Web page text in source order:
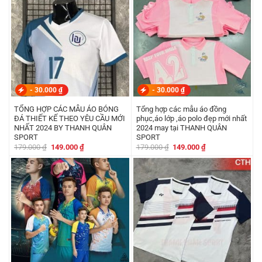
- 30.000 ₫
TỔNG HỢP CÁC MẪU ÁO BÓNG
ĐÁ THIẾT KẾ THEO YÊU CẦU MỚI
NHẤT 2024 BY THANH QUÂN
SPORT
179.000₫ Giá
là:
179.000 ₫.
149.000 ₫Giá
hiện
tại
là:
149.000 ₫.
- 30.000 ₫
Tổng hợp các mẫu áo đồng
phục,áo lớp ,áo polo đẹp mới nhất
2024 may tại THANH QUÂN
SPORT
179.000₫ Giá
là:
179.000 ₫.
149.000₫Giá
tại
là:
149.000 ₫.